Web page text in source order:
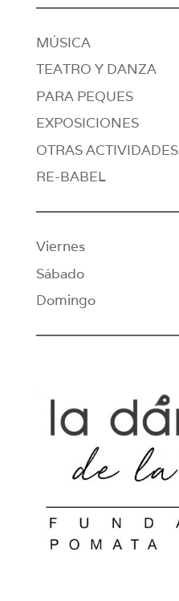
MÚSICA
TEATRO Y DANZA
PARA PEQUES
EXPOSICIONES
OTRAS ACTIVIDADES
RE-BABEL
Viernes
Sábado
Domingo